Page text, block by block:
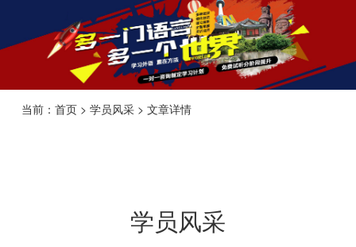
当前：首页 > 学员风采 > 文章详情
学员风采